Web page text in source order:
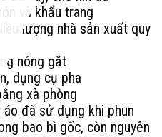
và khẩu trang
lượng nhà sản xuất quy
nóng gắt
dụng cụ pha
xà phòng
đã sử dụng khi phun
bao bì gốc, còn nguyên